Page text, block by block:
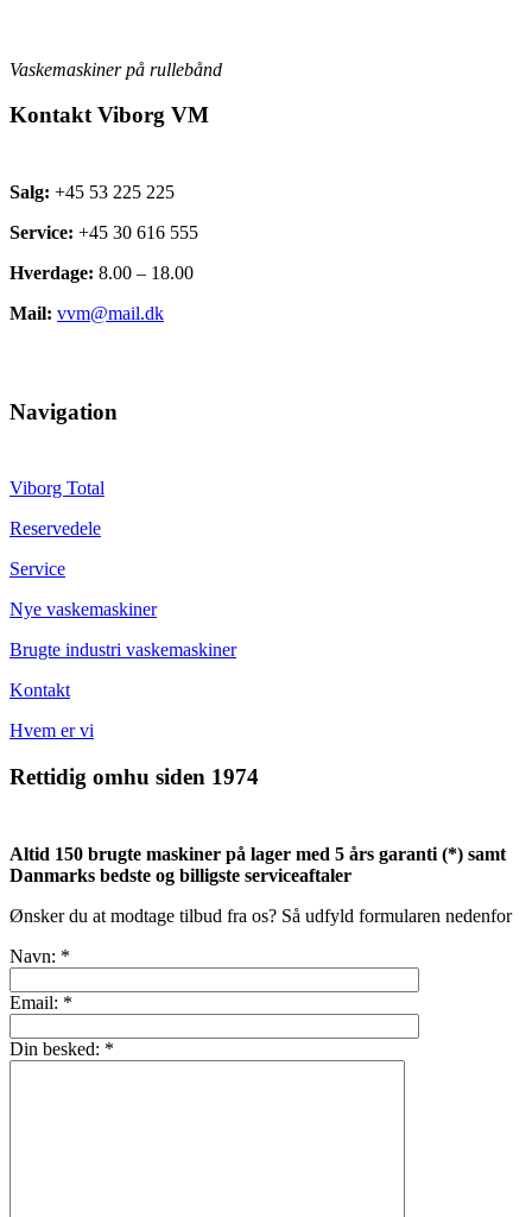
Vaskemaskiner på rullebånd
Kontakt Viborg VM
Salg: +45 53 225 225
Service: +45 30 616 555
Hverdage: 8.00 – 18.00
Mail: vvm@mail.dk
Navigation
Viborg Total
Reservedele
Service
Nye vaskemaskiner
Brugte industri vaskemaskiner
Kontakt
Hvem er vi
Rettidig omhu siden 1974
Altid 150 brugte maskiner på lager med 5 års garanti (*) samt
Danmarks bedste og billigste serviceaftaler
Ønsker du at modtage tilbud fra os? Så udfyld formularen nedenfor
Navn: *
Email: *
Din besked: *